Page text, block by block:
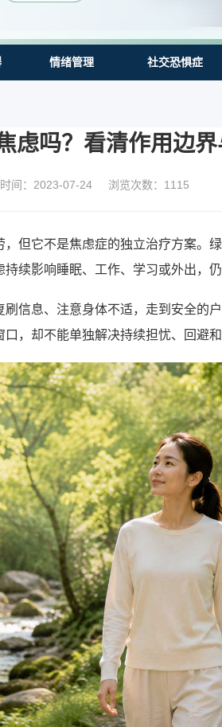
情绪管理 社交恐惧症
虑吗？看清作用边
间：2023-07-24 浏览次数： 1115
但它不是焦虑症的独立治疗方案。
续影响睡眠、工作、学习或外出，仍
信息、注意身体不适，走到安全的
，却不能单独解决持续担忧、回避和